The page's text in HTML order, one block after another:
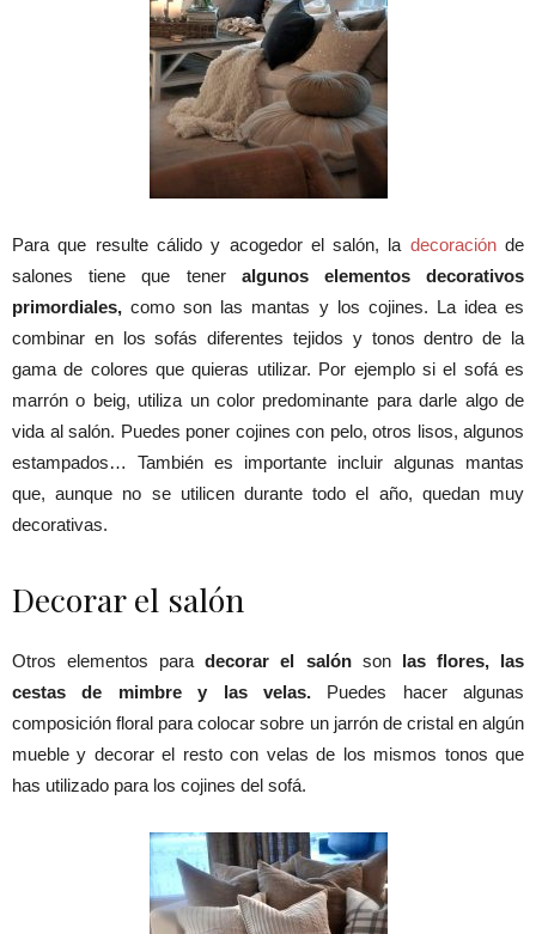
Para que resulte cálido y acogedor el salón, la decoraciónde
salones tiene que tener algunos elementos decorativos
primordiales, como son las mantas y los cojines. La idea es
combinar en los sofás diferentes tejidos y tonos dentro de la
gama de colores que quieras utilizar. Por ejemplo si el sofá es
marrón o beig, utiliza un color predominante para darle algo de
vida al salón. Puedes poner cojines con pelo, otros lisos, algunos
estampados… También es importante incluir algunas mantas
que, aunque no se utilicen durante todo el año, quedan muy
decorativas.
Decorar el salón
Otros elementos paradecorar el salónsonlas flores, las
cestas de mimbre y las velas.Puedes hacer algunas
composición floral para colocar sobre un jarrón de cristal en algún
mueble y decorar el resto con velas de los mismos tonos que
has utilizado para los cojines del sofá.